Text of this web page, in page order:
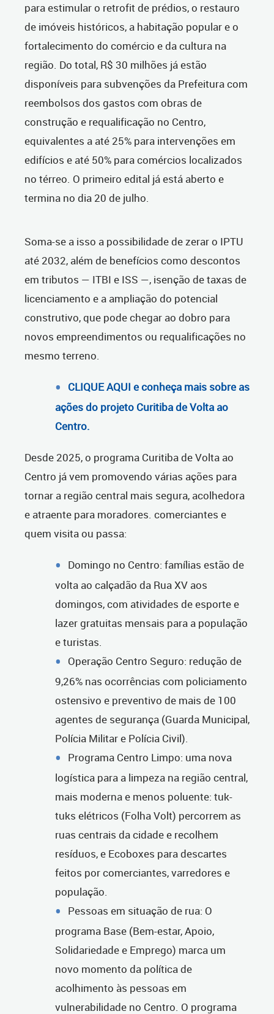
para estimular o retrofit de prédios, o restauro
de imóveis históricos, a habitação popular e o
fortalecimento do comércio e da cultura na
região. Do total, R$ 30 milhões já estão
disponíveis para subvenções da Prefeitura com
reembolsos dos gastos com obras de
construção e requalificação no Centro,
equivalentes a até 25% para intervenções em
edifícios e até 50% para comércios localizados
no térreo. O primeiro edital já está aberto e
termina no dia 20 de julho.
Soma-se a isso a possibilidade de zerar o IPTU
até 2032, além de benefícios como descontos
em tributos — ITBI e ISS —, isenção de taxas de
licenciamento e a ampliação do potencial
construtivo, que pode chegar ao dobro para
novos empreendimentos ou requalificações no
mesmo terreno.
CLIQUE AQUI e conheça mais sobre as
ações do projeto Curitiba de Volta ao
Centro.
Desde 2025, o programa Curitiba de Volta ao
Centro já vem promovendo várias ações para
tornar a região central mais segura, acolhedora
e atraente para moradores. comerciantes e
quem visita ou passa:
Domingo no Centro: famílias estão de
volta ao calçadão da Rua XV aos
domingos, com atividades de esporte e
lazer gratuitas mensais para a população
e turistas.
Operação Centro Seguro: redução de
9,26% nas ocorrências com policiamento
ostensivo e preventivo de mais de 100
agentes de segurança (Guarda Municipal,
Polícia Militar e Polícia Civil).
Programa Centro Limpo: uma nova
logística para a limpeza na região central,
mais moderna e menos poluente: tuk-
tuks elétricos (Folha Volt) percorrem as
ruas centrais da cidade e recolhem
resíduos, e Ecoboxes para descartes
feitos por comerciantes, varredores e
população.
Pessoas em situação de rua: O
programa Base (Bem-estar, Apoio,
Solidariedade e Emprego) marca um
novo momento da política de
acolhimento às pessoas em
vulnerabilidade no Centro. O programa